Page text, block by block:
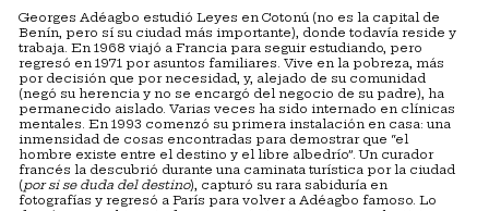
Georges Adéagbo estudió Leyes en Cotonú (no es la capital de
Benín, pero sí su ciudad más importante), donde todavía reside y
trabaja. En 1968 viajó a Francia para seguir estudiando, pero
regresó en 1971 por asuntos familiares. Vive en la pobreza, más
por decisión que por necesidad, y, alejado de su comunidad
(negó su herencia y no se encargó del negocio de su padre), ha
permanecido aislado. Varias veces ha sido internado en clínicas
mentales. En 1993 comenzó su primera instalación en casa: una
inmensidad de cosas encontradas para demostrar que “el
hombre existe entre el destino y el libre albedrío”. Un curador
francés la descubrió durante una caminata turística por la ciudad
(por si se duda del destino), capturó su rara sabiduría en
fotografías y regresó a París para volver a Adéagbo famoso. Lo